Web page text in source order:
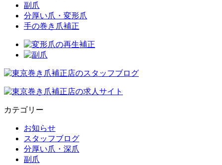
副爪
分厚い爪・変形爪
手の巻き爪補正
カテゴリー
お知らせ
スタッフブログ
分厚い爪・深爪
副爪